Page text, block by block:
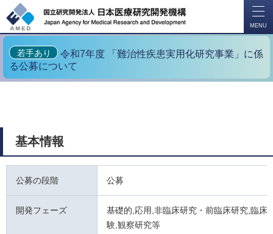
MENU
若手あり
令和7年度 「難治性疾患実用化研究事業」に係
る公募について
基本情報
公募の段階 公募
開発フェーズ
基礎的,応用,非臨床研究・前臨床研究,臨床
験,観察研究等